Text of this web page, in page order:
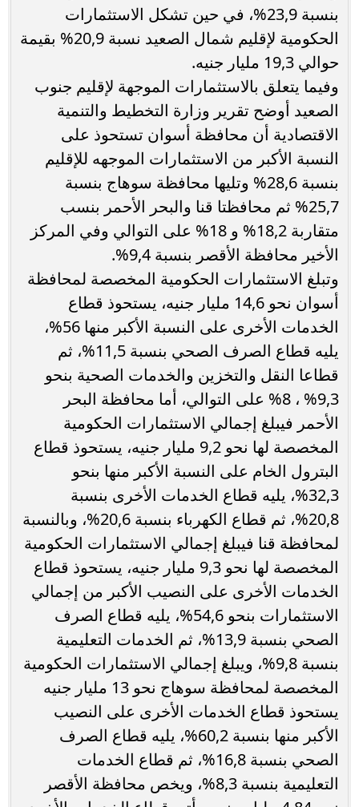
بنسبة 23,9%، في حين تشكل الاستثمارات
الحكومية لإقليم شمال الصعيد نسبة 20,9% بقيمة
حوالي 19,3 مليار جنيه.
وفيما يتعلق بالاستثمارات الموجهة لإقليم جنوب
الصعيد أوضح تقرير وزارة التخطيط والتنمية
الاقتصادية أن محافظة أسوان تستحوذ على
النسبة الأكبر من الاستثمارات الموجهه للإقليم
بنسبة 28,6% وتليها محافظة سوهاج بنسبة
25,7% ثم محافظتا قنا والبحر الأحمر بنسب
متقاربة 18,2% و 18% على التوالي وفي المركز
الأخير محافظة الأقصر بنسبة 9,4%.
وتبلغ الاستثمارات الحكومية المخصصة لمحافظة
أسوان نحو 14,6 مليار جنيه، يستحوذ قطاع
الخدمات الأخرى على النسبة الأكبر منها 56%،
يليه قطاع الصرف الصحي بنسبة 11,5%، ثم
قطاعا النقل والتخزين والخدمات الصحية بنحو
9,3% ، 8% على التوالي، أما محافظة البحر
الأحمر فيبلغ إجمالي الاستثمارات الحكومية
المخصصة لها نحو 9,2 مليار جنيه، يستحوذ قطاع
البترول الخام على النسبة الأكبر منها بنحو
32,3%، يليه قطاع الخدمات الأخرى بنسبة
20,8%، ثم قطاع الكهرباء بنسبة 20,6%، وبالنسبة
لمحافظة قنا فيبلغ إجمالي الاستثمارات الحكومية
المخصصة لها نحو 9,3 مليار جنيه، يستحوذ قطاع
الخدمات الأخرى على النصيب الأكبر من إجمالي
الاستثمارات بنحو 54,6%، يليه قطاع الصرف
الصحي بنسبة 13,9%، ثم الخدمات التعليمية
بنسبة 9,8%، ويبلغ إجمالي الاستثمارات الحكومية
المخصصة لمحافظة سوهاج نحو 13 مليار جنيه
يستحوذ قطاع الخدمات الأخرى على النصيب
الأكبر منها بنسبة 60,2%، يليه قطاع الصرف
الصحي بنسبة 16,8%، ثم قطاع الخدمات
التعليمية بنسبة 8,3%، ويخص محافظة الأقصر